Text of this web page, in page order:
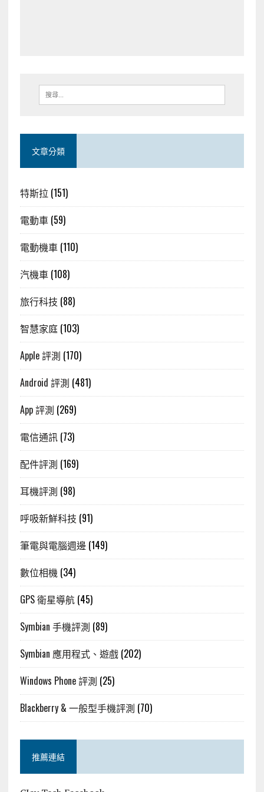
文章分類
特斯拉 (151)
電動車(59)
電動機車(110)
汽機車(108)
旅行科技 (88)
智慧家庭(103)
Apple 評測 (170)
Android 評測 (481)
App 評測 (269)
電信通訊(73)
配件評測 (169)
耳機評測 (98)
呼吸新鮮科技 (91)
筆電與電腦週邊 (149)
數位相機(34)
GPS 衛星導航(45)
Symbian 手機評測 (89)
Symbian 應用程式、遊戲(202)
Windows Phone 評測 (25)
Blackberry & 一般型手機評測 (70)
推薦連結